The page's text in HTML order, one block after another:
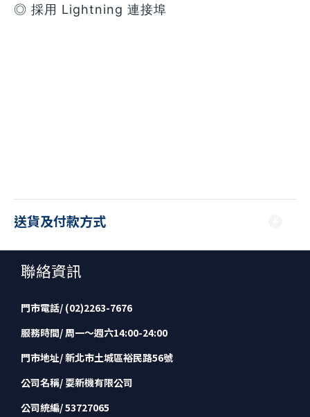
◎ 採用 Lightning 連接埠
送貨及付款方式
聯絡資訊
門市電話/ (02)2263-7676
服務時間/ 周一～週六14:00-24:00
門市地址/ 新北市土城區裕民路56號
公司名稱/ 耍新機有限公司
公司統編/ 53727065